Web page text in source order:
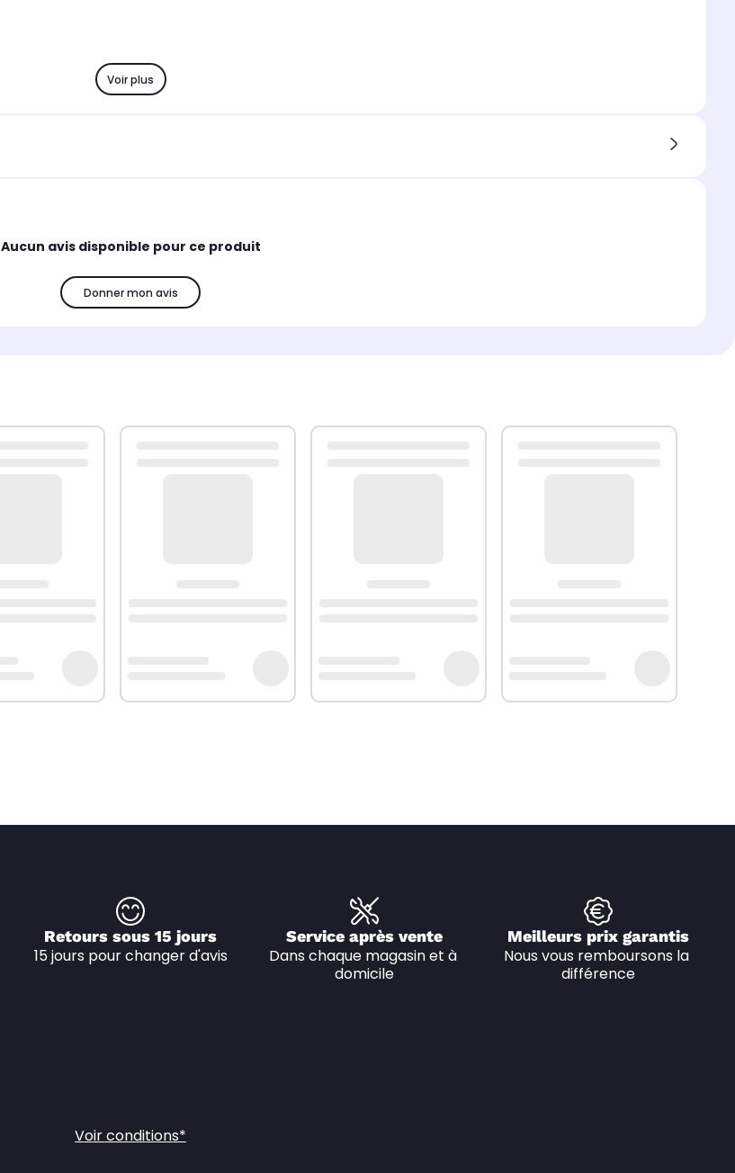
Voir plus
Aucun avis disponible pour ce produit
Donner mon avis
Retours sous 15 jours
15 jours pour changer d'avis
Service après vente
Dans chaque magasin et à
domicile
Meilleurs prix garantis
Nous vous remboursons la
différence
Voir conditions*